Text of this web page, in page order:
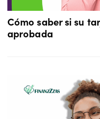
Cómo saber si su
aprobada